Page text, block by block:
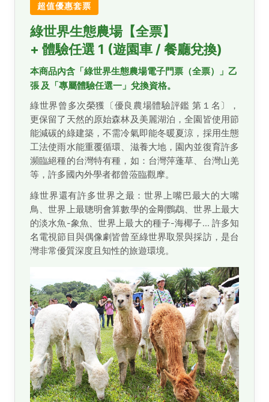
超值優惠套票
綠世界生態農場【全票】
+ 體驗任選 1 (遊園車 / 餐廳兌換)
本商品內含「綠世界生態農場電子門票（全票）」乙
張 及「專屬體驗任選一」兌換資格。
綠世界曾多次榮獲〔優良農場體驗評鑑 第１名〕，
更保留了天然的原始森林及美麗湖泊，全園皆使用節
能減碳的綠建築，不需冷氣即能冬暖夏涼，採用生態
工法使雨水能重覆循環、滋養大地，園內並復育許多
瀕臨絕種的台灣特有種，如：台灣萍蓬草、台灣山羌
等，許多國內外學者都曾蒞臨觀摩。
綠世界還有許多世界之最：世界上嘴巴最大的大嘴
鳥、世界上最聰明會算數學的金剛鸚鵡、世界上最大
的淡水魚-象魚、世界上最大的種子-海椰子... 許多知
名電視節目與偶像劇皆曾至綠世界取景與採訪，是台
灣非常優質深度且知性的旅遊環境。